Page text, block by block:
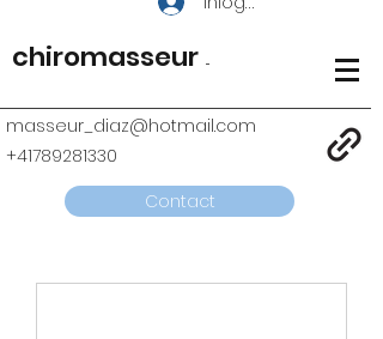
...
chiromasseur
masseur_diaz@hotmail.com
+41789281330
Contact